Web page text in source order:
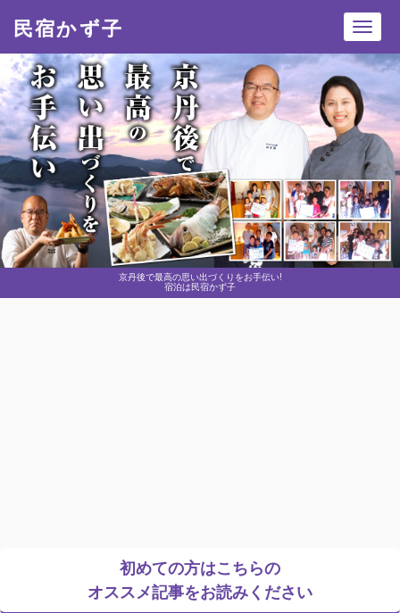
京丹後で最高の思い出づくりをお手伝い!
宿泊は民宿かず子
民宿かず子
初めての方はこちらの
オススメ記事をお読みください